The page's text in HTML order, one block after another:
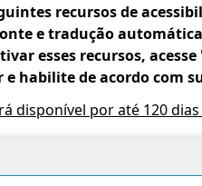
recursos de
e tradução
esses recursos,
habilite de acordo com
disponível por até 120